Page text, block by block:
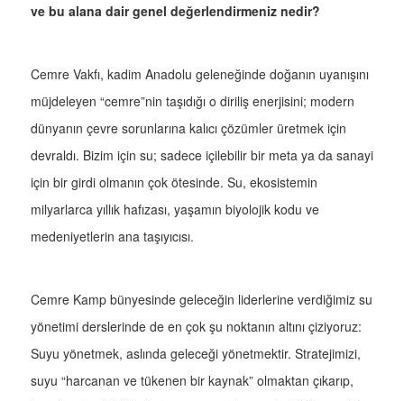
ve bu alana dair genel değerlendirmeniz nedir?
Cemre Vakfı, kadim Anadolu geleneğinde doğanın uyanışını
müjdeleyen “cemre”nin taşıdığı o diriliş enerjisini; modern
dünyanın çevre sorunlarına kalıcı çözümler üretmek için
devraldı. Bizim için su; sadece içilebilir bir meta ya da sanayi
için bir girdi olmanın çok ötesinde. Su, ekosistemin
milyarlarca yıllık hafızası, yaşamın biyolojik kodu ve
medeniyetlerin ana taşıyıcısı.
Cemre Kamp bünyesinde geleceğin liderlerine verdiğimiz su
yönetimi derslerinde de en çok şu noktanın altını çiziyoruz:
Suyu yönetmek, aslında geleceği yönetmektir. Stratejimizi,
suyu “harcanan ve tükenen bir kaynak” olmaktan çıkarıp,